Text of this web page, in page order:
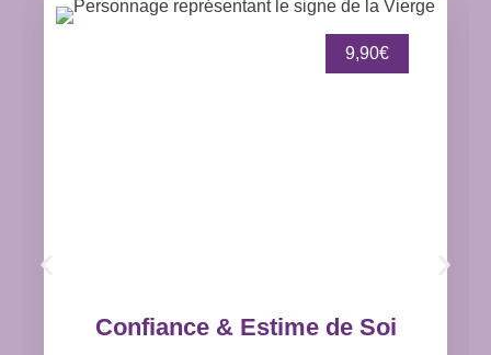
9,90€
Confiance & Estime de Soi